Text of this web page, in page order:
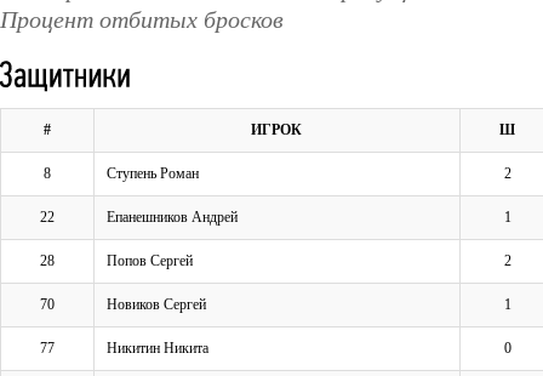
Процент отбитых бросков
# ИГРОК Ш
8 Ступень Роман 2
22 Епанешников Андрей 1
28 Попов Сергей 2
70 Новиков Сергей 1
77 Никитин Никита 0